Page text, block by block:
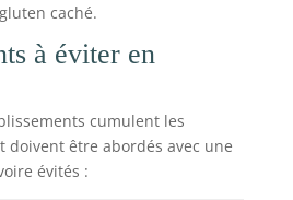
caché.
à éviter en
cumulent les
doivent être abordés avec une
évités :